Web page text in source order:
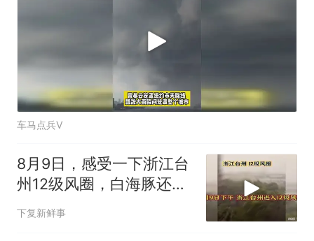
车马点兵V
8月9日，感受一下浙江台
州12级风圈，白海豚还没
登陆就这
下复新鲜事